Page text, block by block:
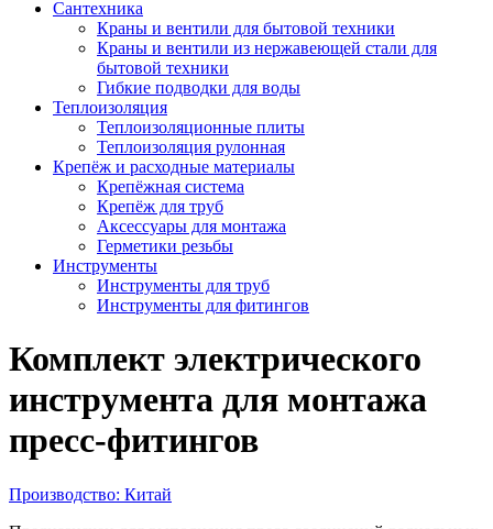
Сантехника
Краны и вентили для бытовой техники
Краны и вентили из нержавеющей стали для
бытовой техники
Гибкие подводки для воды
Теплоизоляция
Теплоизоляционные плиты
Теплоизоляция рулонная
Крепёж и расходные материалы
Крепёжная система
Крепёж для труб
Аксессуары для монтажа
Герметики резьбы
Инструменты
Инструменты для труб
Инструменты для фитингов
Комплект электрического
инструмента для монтажа
пресс-фитингов
Производство: Китай